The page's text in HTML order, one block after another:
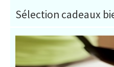
Sélection cadeaux